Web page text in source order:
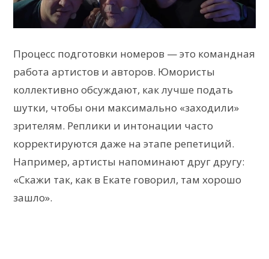
Процесс подготовки номеров — это командная
работа артистов и авторов. Юмористы
коллективно обсуждают, как лучше подать
шутки, чтобы они максимально «заходили»
зрителям. Реплики и интонации часто
корректируются даже на этапе репетиций.
Например, артисты напоминают друг другу:
«Скажи так, как в Екате говорил, там хорошо
зашло».